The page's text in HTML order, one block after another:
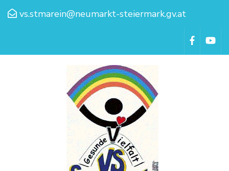
vs.stmarein@neumarkt-steiermark.gv.at